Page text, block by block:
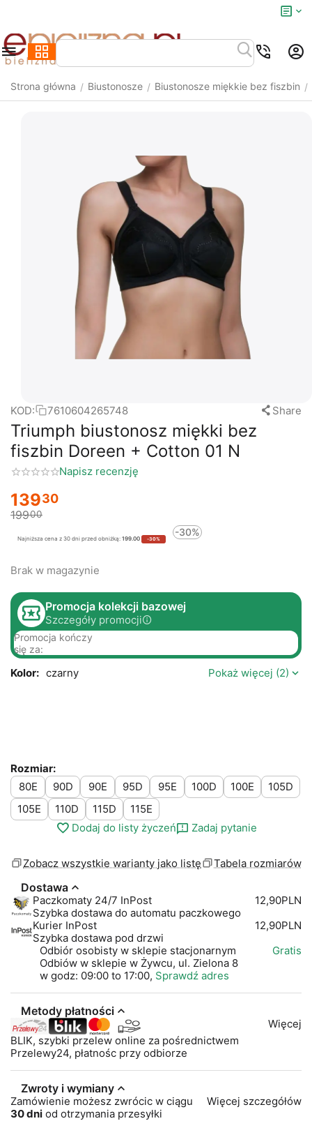
Strona główna / Biustonosze / Biustonosze miękkie bez fiszbin /
KOD: 7610604265748 Share
Triumph biustonosz miękki bez
fiszbin Doreen + Cotton 01 N
Napisz recenzję
13930
19900
Najniższa cena z 30 dni przed obniżką: 199.00 -30%
-30%
Brak w magazynie
Promocja kolekcji bazowej
Szczegóły promocji
Promocja kończy
się za:
Kolor: czarny Pokaż więcej (2)
Rozmiar:
80E
90D 90E 95D 95E 100D 100E
105D
105E
110D 115D
115E
Dodaj do listy życzeń
Zadaj pytanie
Zobacz wszystkie warianty jako listę Tabela rozmiarów
Dostawa
Paczkomaty 24/7 InPost
Szybka dostawa do automatu paczkowego
12,90PLN
Kurier InPost
Szybka dostawa pod drzwi
12,90PLN
Odbiór osobisty w sklepie stacjonarnym
Odbiów w sklepie w Żywcu, ul. Zielona 8
w godz: 09:00 to 17:00, Sprawdź adres
Gratis
Metody płatności
BLIK, szybki przelew online za pośrednictwem
Przelewy24, płatnośc przy odbiorze
Więcej
Zwroty i wymiany
Zamówienie możesz zwrócic w ciągu
30 dni od otrzymania przesyłki
Więcej szczegółów